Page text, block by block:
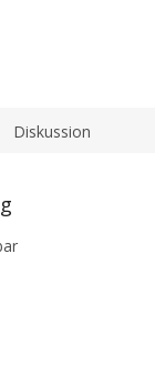
Diskussion